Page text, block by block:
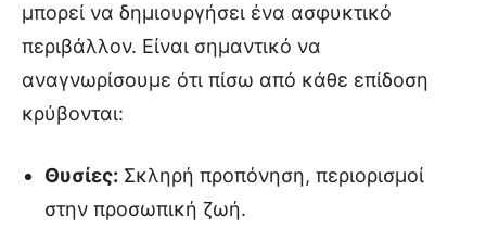
μπορεί να δημιουργήσει ένα ασφυκτικό
περιβάλλον. Είναι σημαντικό να
αναγνωρίσουμε ότι πίσω από κάθε επίδοση
κρύβονται:
Θυσίες: Σκληρή προπόνηση, περιορισμοί
στην προσωπική ζωή.